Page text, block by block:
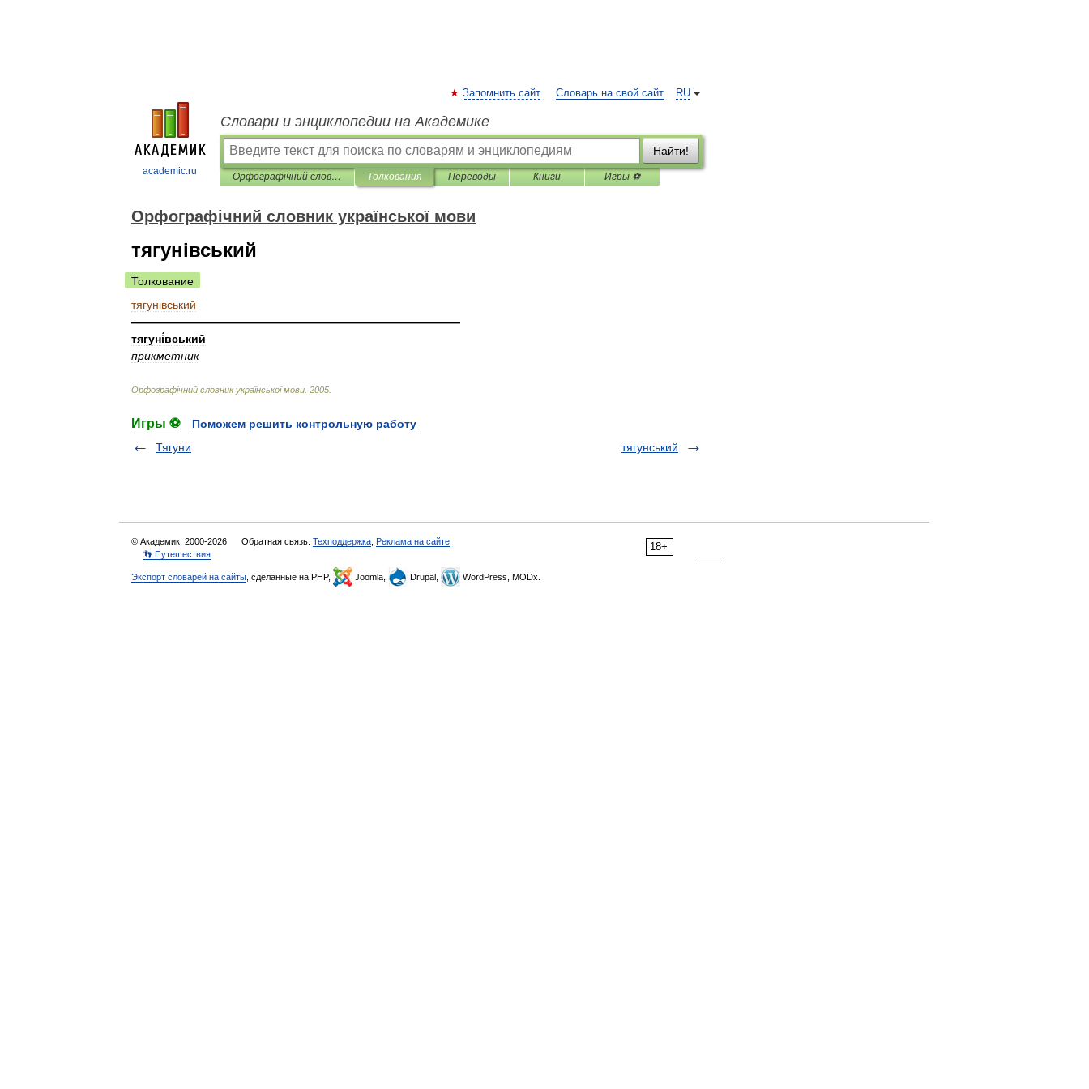
academic.ru
RU
Запомнить сайт Словарь на свой сайт
Словари и энциклопедии на Академике
Найти!
Орфографічний словник української мови Толкования Переводы Книги Игры ⚽
Орфографічний словник української мови
тягунівський
Толкование
тягунівський
—————————————————————————————
тягуні́вський
прикметник
Орфографічний словник української мови 2005
Игры ⚽
Поможем решить контрольную работу
Тягуни
тягунський
18+
© Академик, 2000-2026 Обратная связь: Техподдержка Реклама на сайте
👣 Путешествия
Экспорт словарей на сайты , сделанные на PHP, Joomla, Drupal, WordPress, MODx.